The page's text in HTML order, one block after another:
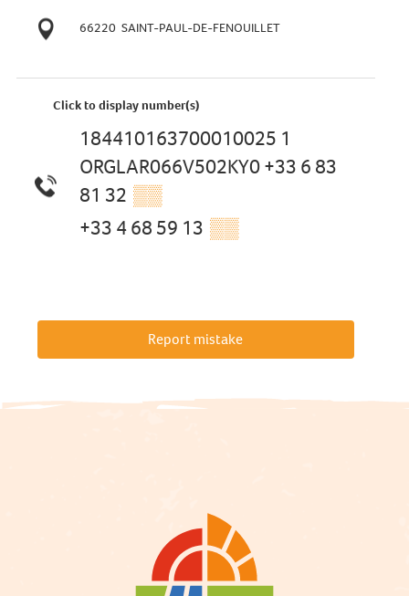
66220 SAINT-PAUL-DE-FENOUILLET
Click to display number(s)
184410163700010025 1
ORGLAR066V502KY0 +33 6 83
81 32 ▒▒
+33 4 68 59 13 ▒▒
Report mistake